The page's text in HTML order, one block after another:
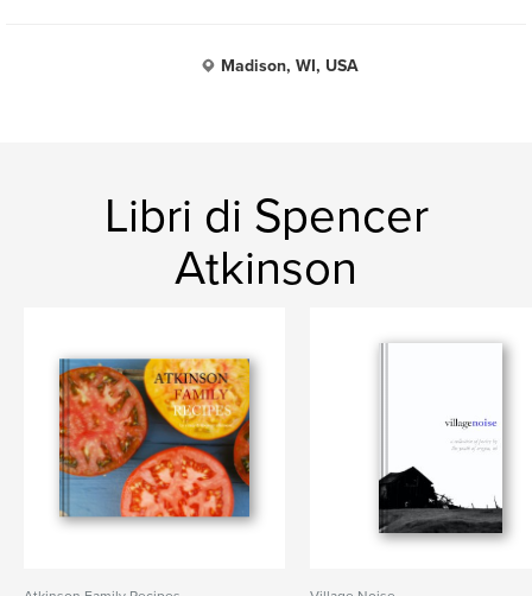
Madison, WI, USA
Libri di Spencer
Atkinson